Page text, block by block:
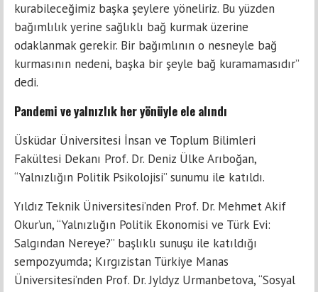
kurabileceğimiz başka şeylere yöneliriz. Bu yüzden
bağımlılık yerine sağlıklı bağ kurmak üzerine
odaklanmak gerekir. Bir bağımlının o nesneyle bağ
kurmasının nedeni, başka bir şeyle bağ kuramamasıdır”
dedi.
Pandemi ve yalnızlık her yönüyle ele alındı
Üsküdar Üniversitesi İnsan ve Toplum Bilimleri
Fakültesi Dekanı Prof. Dr. Deniz Ülke Arıboğan,
“Yalnızlığın Politik Psikolojisi” sunumu ile katıldı.
Yıldız Teknik Üniversitesi’nden Prof. Dr. Mehmet Akif
Okur’un, “Yalnızlığın Politik Ekonomisi ve Türk Evi:
Salgından Nereye?” başlıklı sunuşu ile katıldığı
sempozyumda; Kırgızistan Türkiye Manas
Üniversitesi’nden Prof. Dr. Jyldyz Urmanbetova, “Sosyal